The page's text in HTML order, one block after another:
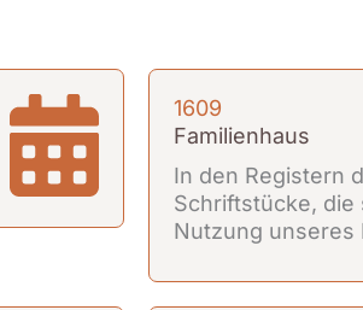
1609
Familienhaus
In den Registern
Schriftstücke, die
Nutzung unseres